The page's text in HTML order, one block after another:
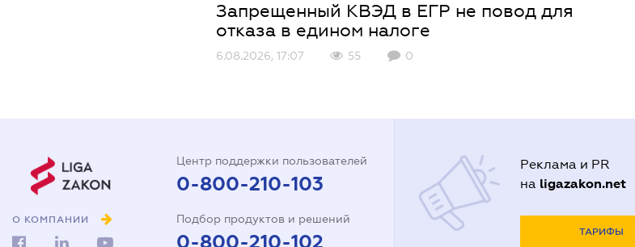
Запрещенный КВЭД в ЕГР не повод для
отказа в едином налоге
6.08.2026, 17:07 55 0
О КОМПАНИИ
Центр поддержки пользователей
0-800-210-103
Подбор продуктов и решений
0-800-210-102
Реклама и PR
на ligazakon.net
ТАРИФЫ